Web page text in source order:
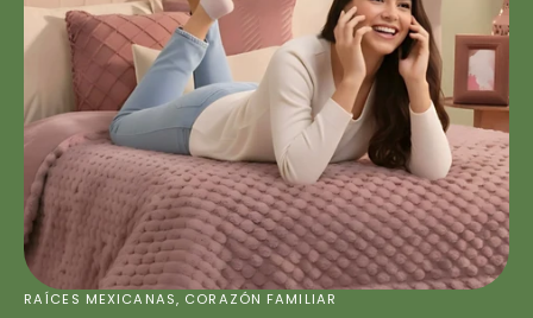
RAÍCES MEXICANAS, CORAZÓN FAMILIAR